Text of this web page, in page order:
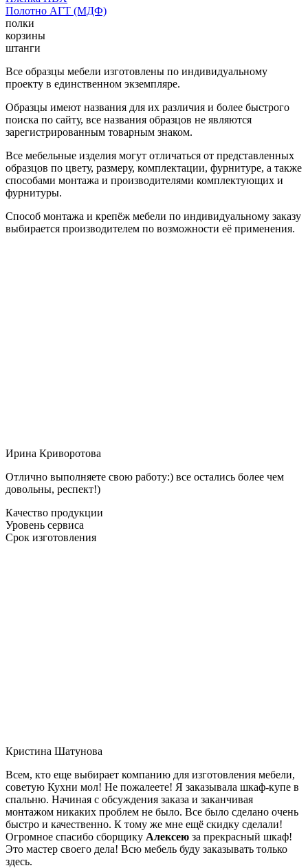
Полотно АГТ (МДФ)
полки
корзины
штанги
Все образцы мебели изготовлены по индивидуальному
проекту в единственном экземпляре.
Образцы имеют названия для их различия и более быстрого
поиска по сайту, все названия образцов не являются
зарегистрированным товарным знаком.
Все мебельные изделия могут отличаться от представленных
образцов по цвету, размеру, комплектации, фурнитуре, а также
способами монтажа и производителями комплектующих и
фурнитуры.
Способ монтажа и крепёж мебели по индивидуальному заказу
выбирается производителем по возможности её применения.
Ирина Криворотова
Отлично выполняете свою работу:) все остались более чем
довольны, респект!)
Качество продукции
Уровень сервиса
Срок изготовления
Кристина Шатунова
Всем, кто еще выбирает компанию для изготовления мебели,
советую Кухни мол! Не пожалеете! Я заказывала шкаф-купе в
спальню. Начиная с обсуждения заказа и заканчивая
монтажом никаких проблем не было. Все было сделано очень
быстро и качественно. К тому же мне ещё скидку сделали!
Огромное спасибо сборщику Алексею за прекрасный шкаф!
Это мастер своего дела! Всю мебель буду заказывать только
здесь.